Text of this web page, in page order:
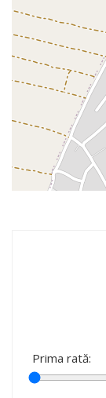
Prima rată: